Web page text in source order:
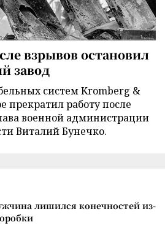
взрывов остановил
завод
систем Kromberg &
прекратил работу после
военной администрации
Виталий Бунечко.
лишился конечностей из-